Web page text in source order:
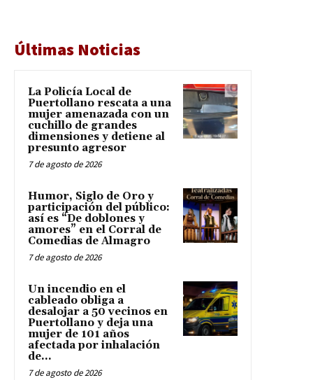
Últimas Noticias
La Policía Local de
Puertollano rescata a una
mujer amenazada con un
cuchillo de grandes
dimensiones y detiene al
presunto agresor
7 de agosto de 2026
Humor, Siglo de Oro y
participación del público:
así es “De doblones y
amores” en el Corral de
Comedias de Almagro
7 de agosto de 2026
Un incendio en el
cableado obliga a
desalojar a 50 vecinos en
Puertollano y deja una
mujer de 101 años
afectada por inhalación
de...
7 de agosto de 2026